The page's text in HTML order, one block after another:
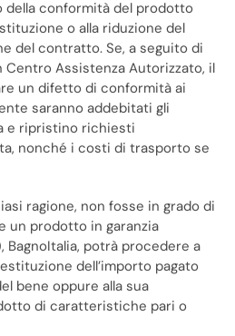
della conformità del prodotto
o alla riduzione del
del contratto. Se, a seguito di
Assistenza Autorizzato, il
un difetto di conformità ai
saranno addebitati gli
e ripristino richiesti
nonché i costi di trasporto se
ragione, non fosse in grado di
un prodotto in garanzia
potrà procedere a
dell’importo pagato
bene oppure alla sua
di caratteristiche pari o